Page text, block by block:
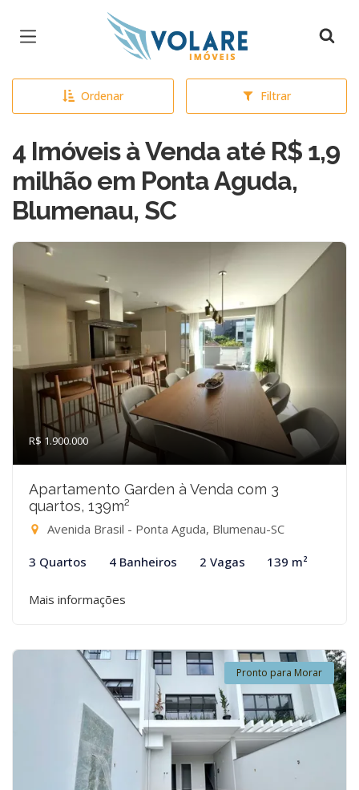
Página inicial
Ordenar Filtrar
4 Imóveis à Venda até R$ 1,9
milhão em Ponta Aguda,
Blumenau, SC
R$ 1.900.000
Apartamento Garden à Venda com 3
quartos, 139m²
Avenida Brasil - Ponta Aguda, Blumenau-SC
3 Quartos 4 Banheiros 2 Vagas 139 m²
Mais informações
Pronto para Morar